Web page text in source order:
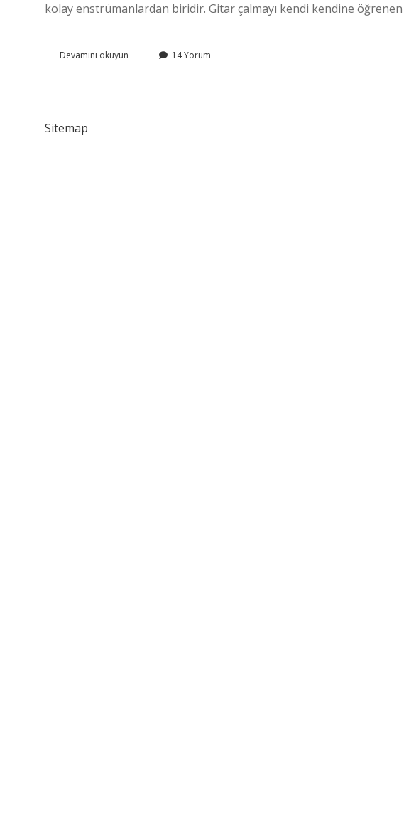
kolay enstrümanlardan biridir. Gitar çalmayı kendi kendine öğrenen
Devamını okuyun
Müzik
14 Yorum
Sitemap